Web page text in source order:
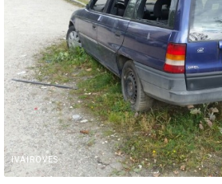
IVAIROVES